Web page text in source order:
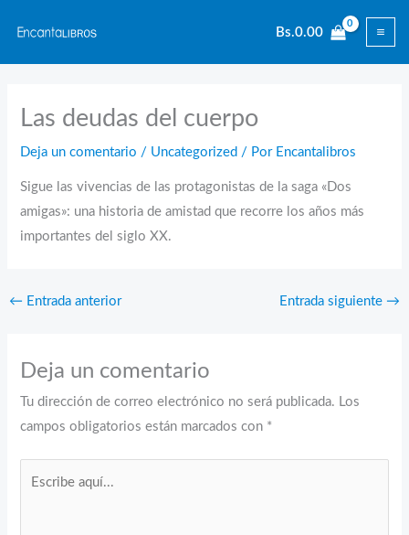
contenido
Bs.0.00
Las deudas del cuerpo
Deja un comentario / Uncategorized / Por Encantalibros
Sigue las vivencias de las protagonistas de la saga «Dos
amigas»: una historia de amistad que recorre los años más
importantes del siglo XX.
← Entrada anterior Entrada siguiente →
Deja un comentario
Tu dirección de correo electrónico no será publicada. Los
campos obligatorios están marcados con *